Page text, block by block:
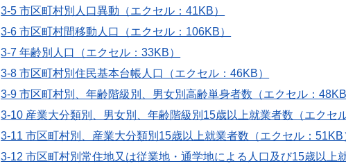
3-5 市区町村別人口異動（エクセル：41KB）
3-6 市区町村間移動人口（エクセル：106KB）
3-7 年齢別人口（エクセル：33KB）
3-8 市区町村別住民基本台帳人口（エクセル：46KB）
3-9 市区町村別、年齢階級別、男女別高齢単身者数（エクセル：48KB
3-10 産業大分類別、男女別、年齢階級別15歳以上就業者数（エクセ
3-11 市区町村別、産業大分類別15歳以上就業者数（エクセル：51KB
3-12 市区町村別常住地又は従業地・通学地による人口及び15歳以上